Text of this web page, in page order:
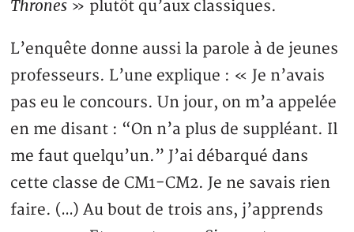
Thrones » plutôt qu’aux classiques.
L’enquête donne aussi la parole à de jeunes
professeurs. L’une explique : « Je n’avais
pas eu le concours. Un jour, on m’a appelée
en me disant : “On n’a plus de suppléant. Il
me faut quelqu’un.” J’ai débarqué dans
cette classe de CM1-CM2. Je ne savais rien
faire. (…) Au bout de trois ans, j’apprends